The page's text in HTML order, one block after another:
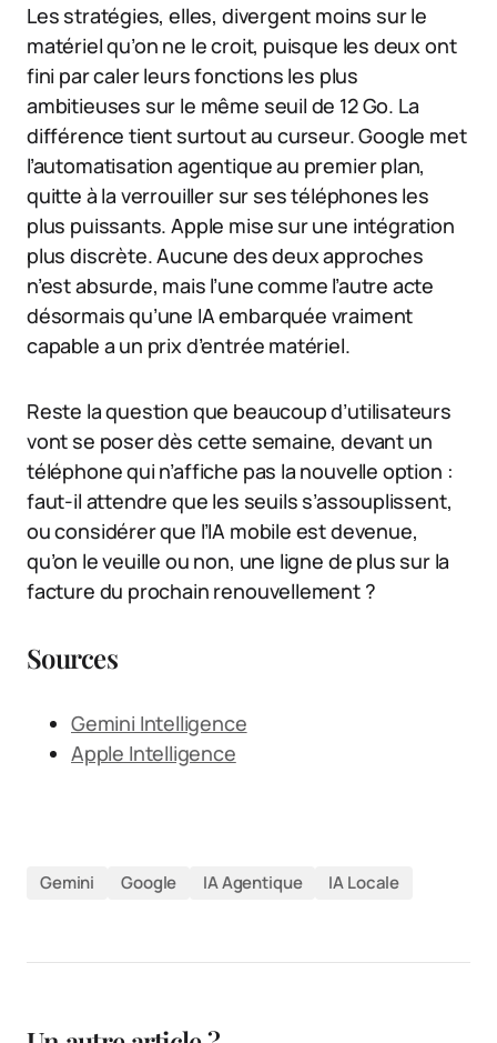
Les stratégies, elles, divergent moins sur le
matériel qu’on ne le croit, puisque les deux ont
fini par caler leurs fonctions les plus
ambitieuses sur le même seuil de 12 Go. La
différence tient surtout au curseur. Google met
l’automatisation agentique au premier plan,
quitte à la verrouiller sur ses téléphones les
plus puissants. Apple mise sur une intégration
plus discrète. Aucune des deux approches
n’est absurde, mais l’une comme l’autre acte
désormais qu’une IA embarquée vraiment
capable a un prix d’entrée matériel.
Reste la question que beaucoup d’utilisateurs
vont se poser dès cette semaine, devant un
téléphone qui n’affiche pas la nouvelle option :
faut-il attendre que les seuils s’assouplissent,
ou considérer que l’IA mobile est devenue,
qu’on le veuille ou non, une ligne de plus sur la
facture du prochain renouvellement ?
Sources
Gemini Intelligence
Apple Intelligence
Gemini Google IA Agentique IA Locale